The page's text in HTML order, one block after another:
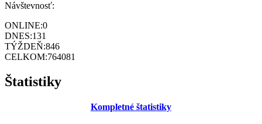
Návštevnosť:
ONLINE:0
DNES:131
TÝŽDEŇ:846
CELKOM:764081
Štatistiky
Kompletné štatistiky